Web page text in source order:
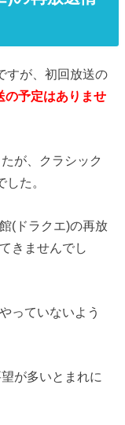
すが、初回放送の
の予定はありませ
が、クラシック
た。
(ドラクエ)の再放
きませんでし
っていないよう
が多いとまれに